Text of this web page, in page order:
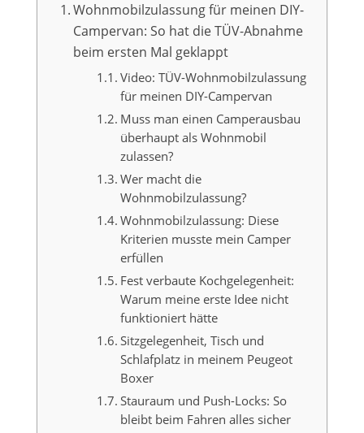
Wohnmobilzulassung für meinen DIY-
Campervan: So hat die TÜV-Abnahme
beim ersten Mal geklappt
Video: TÜV-Wohnmobilzulassung
für meinen DIY-Campervan
Muss man einen Camperausbau
überhaupt als Wohnmobil
zulassen?
Wer macht die
Wohnmobilzulassung?
Wohnmobilzulassung: Diese
Kriterien musste mein Camper
erfüllen
Fest verbaute Kochgelegenheit:
Warum meine erste Idee nicht
funktioniert hätte
Sitzgelegenheit, Tisch und
Schlafplatz in meinem Peugeot
Boxer
Stauraum und Push-Locks: So
bleibt beim Fahren alles sicher